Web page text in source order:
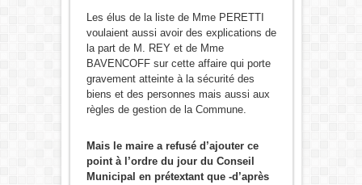
Les élus de la liste de Mme PERETTI
voulaient aussi avoir des explications de
la part de M. REY et de Mme
BAVENCOFF sur cette affaire qui porte
gravement atteinte à la sécurité des
biens et des personnes mais aussi aux
règles de gestion de la Commune.
Mais le maire a refusé d’ajouter ce
point à l’ordre du jour du Conseil
Municipal en prétextant que -d’après